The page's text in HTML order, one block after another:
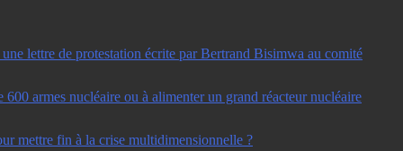
lettre de protestation écrite par Bertrand Bisimwa au comité
armes nucléaire ou à alimenter un grand réacteur nucléaire
mettre fin à la crise multidimensionnelle ?